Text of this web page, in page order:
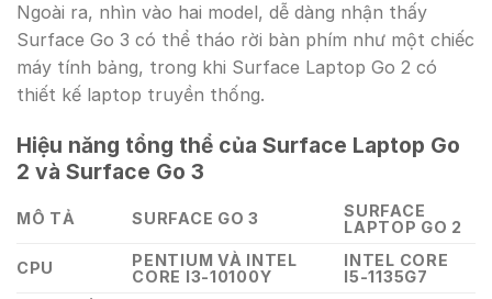
Ngoài ra, nhìn vào hai model, dễ dàng nhận thấy
Surface Go 3 có thể tháo rời bàn phím như một chiếc
máy tính bảng, trong khi Surface Laptop Go 2 có
thiết kế laptop truyền thống.
Hiệu năng tổng thể của Surface Laptop Go
2 và Surface Go 3
MÔ TẢ SURFACE GO 3
SURFACE
LAPTOP GO 2
CPU
PENTIUM VÀ INTEL
CORE I3-10100Y
INTEL CORE
I5-1135G7